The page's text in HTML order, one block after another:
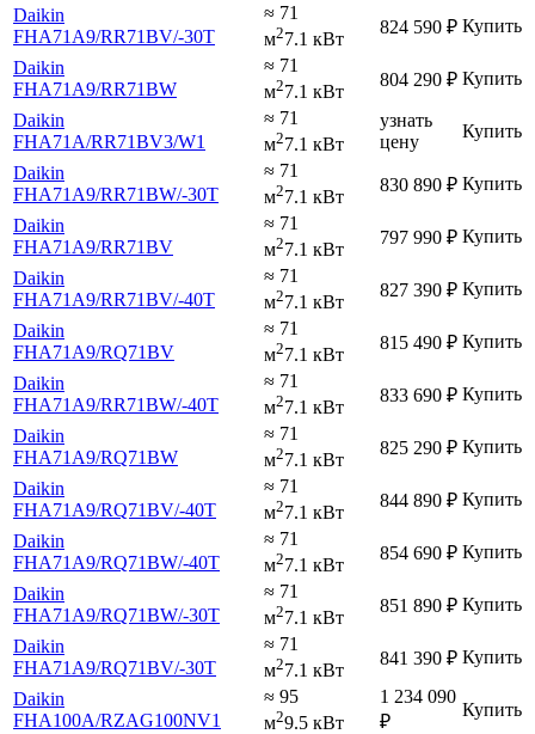
Daikin
FHA71A9/RR71BV/-30T
≈ 71
м27.1 кВт
824 590 ₽ Купить
Daikin
FHA71A9/RR71BW
≈ 71
м27.1 кВт
804 290 ₽ Купить
Daikin
FHA71A/RR71BV3/W1
≈ 71
м27.1 кВт
узнать
цену
Купить
Daikin
FHA71A9/RR71BW/-30T
≈ 71
м27.1 кВт
830 890 ₽ Купить
Daikin
FHA71A9/RR71BV
≈ 71
м27.1 кВт
797 990 ₽ Купить
Daikin
FHA71A9/RR71BV/-40T
≈ 71
м27.1 кВт
827 390 ₽ Купить
Daikin
FHA71A9/RQ71BV
≈ 71
м27.1 кВт
815 490 ₽ Купить
Daikin
FHA71A9/RR71BW/-40T
≈ 71
м27.1 кВт
833 690 ₽ Купить
Daikin
FHA71A9/RQ71BW
≈ 71
м27.1 кВт
825 290 ₽ Купить
Daikin
FHA71A9/RQ71BV/-40T
≈ 71
м27.1 кВт
844 890 ₽ Купить
Daikin
FHA71A9/RQ71BW/-40T
≈ 71
м27.1 кВт
854 690 ₽ Купить
Daikin
FHA71A9/RQ71BW/-30T
≈ 71
м27.1 кВт
851 890 ₽ Купить
Daikin
FHA71A9/RQ71BV/-30T
≈ 71
м27.1 кВт
841 390 ₽ Купить
Daikin
FHA100A/RZAG100NV1
≈ 95
м29.5 кВт
1 234 090
₽
Купить